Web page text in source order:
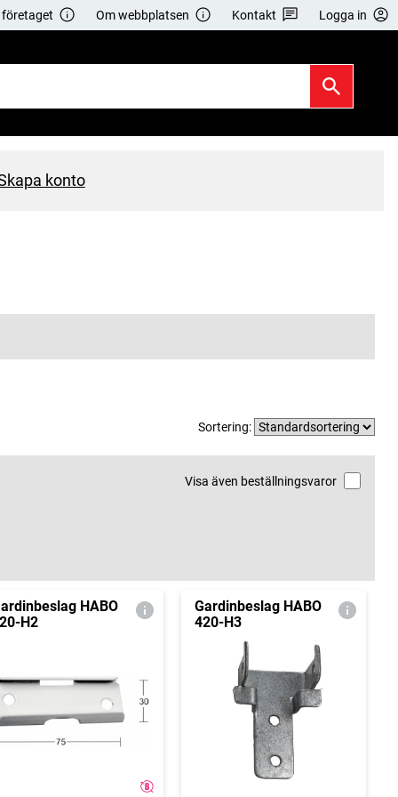
företaget Om webbplatsen Kontakt Logga in
konto
Sortering:
Visa även beställningsvaror
HABO
H2
Gardinbeslag HABO
420-H3